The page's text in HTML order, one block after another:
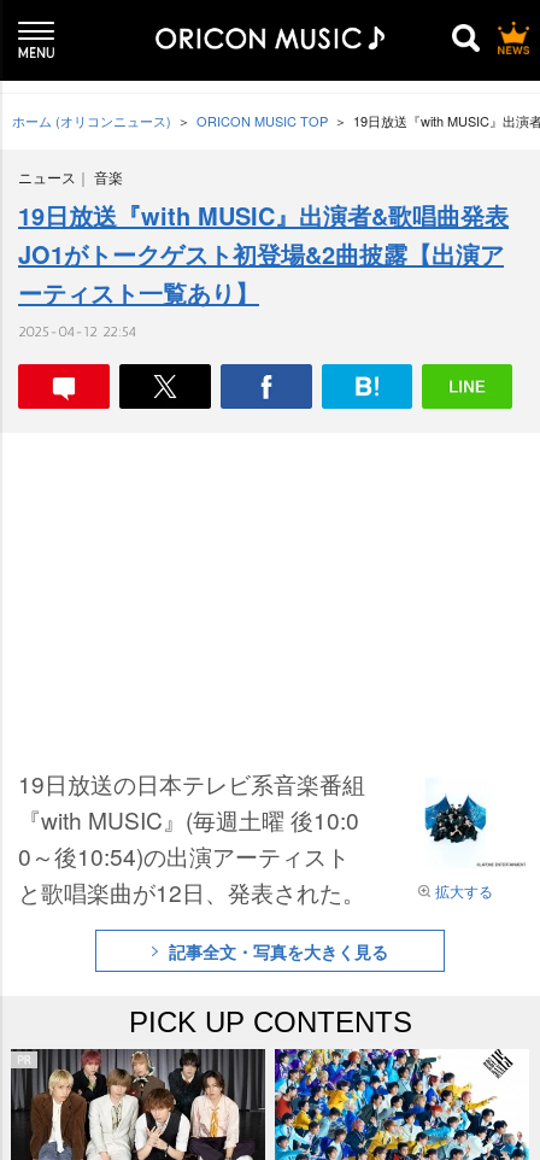
ホーム (オリコンニュース) ORICON MUSIC TOP 19日放送『with MUSIC』出演
ニュース 音楽
19日放送『with MUSIC』出演者&歌唱曲発表
JO1がトークゲスト初登場&2曲披露【出演ア
ーティスト一覧あり】
2025-04-12 22:54
拡大する
19日放送の日本テレビ系音楽番組
『with MUSIC』(毎週土曜 後10:0
0～後10:54)の出演アーティスト
と歌唱楽曲が12日、発表された。
記事全文・写真を大きく見る
PICK UP CONTENTS